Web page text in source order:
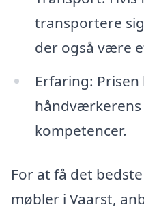
transportere
der også være
Erfaring:
kompetencer.
For at få det
møbler i Vaarst,